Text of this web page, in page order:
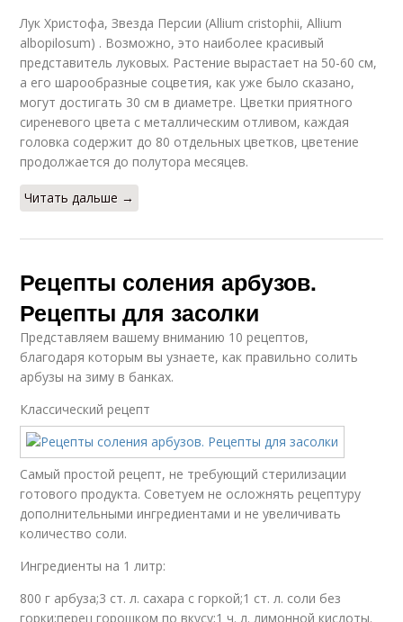
Лук Христофа, Звезда Персии (Allium cristophii, Allium
albopilosum) . Возможно, это наиболее красивый
представитель луковых. Растение вырастает на 50-60 см,
а его шарообразные соцветия, как уже было сказано,
могут достигать 30 см в диаметре. Цветки приятного
сиреневого цвета с металлическим отливом, каждая
головка содержит до 80 отдельных цветков, цветение
продолжается до полутора месяцев.
Читать дальше →
Рецепты соления арбузов.
Рецепты для засолки
Представляем вашему вниманию 10 рецептов,
благодаря которым вы узнаете, как правильно солить
арбузы на зиму в банках.
Классический рецепт
Самый простой рецепт, не требующий стерилизации
готового продукта. Советуем не осложнять рецептуру
дополнительными ингредиентами и не увеличивать
количество соли.
Ингредиенты на 1 литр:
800 г арбуза;3 ст. л. сахара с горкой;1 ст. л. соли без
горки;перец горошком по вкусу;1 ч. л. лимонной кислоты.